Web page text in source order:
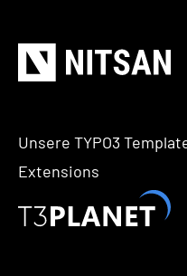
Unsere TYPO3
Extensions